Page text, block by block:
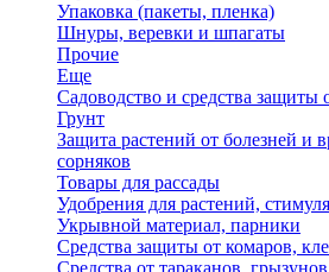
Упаковка (пакеты, пленка)
Шнуры, веревки и шпагаты
Прочие
Еще
Садоводство и средства защиты
Грунт
Защита растений от болезней и
сорняков
Товары для рассады
Удобрения для растений,
Укрывной материал, парники
Средства защиты от комаров,
Средства от тараканов,